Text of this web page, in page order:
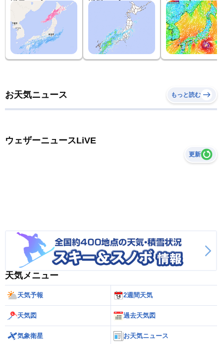
お天気ニュース もっと読む
ウェザーニュースLiVE
更新
天気メニュー
天気予報 2週間天気
天気図 過去天気図
気象衛星 お天気ニュース